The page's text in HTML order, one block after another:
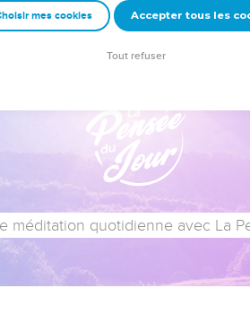
méditation quotidienne avec La
mes cookies Accepter tous les
Tout refuser